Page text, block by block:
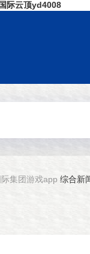
际云顶yd4008
集团游戏app 综合新